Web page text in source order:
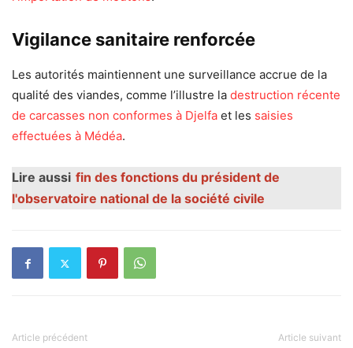
Vigilance sanitaire renforcée
Les autorités maintiennent une surveillance accrue de la
qualité des viandes, comme l’illustre la destruction récente
de carcasses non conformes à Djelfa et les saisies
effectuées à Médéa.
Lire aussi fin des fonctions du président de
l'observatoire national de la société civile
Article précédent Article suivant